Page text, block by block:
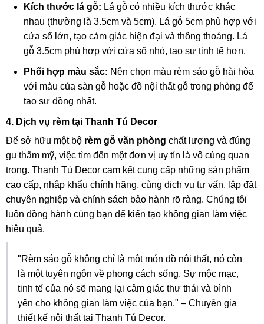
Kích thước lá gỗ: Lá gỗ có nhiều kích thước khác
nhau (thường là 3.5cm và 5cm). Lá gỗ 5cm phù hợp với
cửa sổ lớn, tạo cảm giác hiện đại và thông thoáng. Lá
gỗ 3.5cm phù hợp với cửa sổ nhỏ, tạo sự tinh tế hơn.
Phối hợp màu sắc: Nên chọn màu rèm sáo gỗ hài hòa
với màu của sàn gỗ hoặc đồ nội thất gỗ trong phòng để
tạo sự đồng nhất.
4. Dịch vụ rèm tại Thanh Tú Decor
Để sở hữu một bộ rèm gỗ văn phòng chất lượng và đúng
gu thẩm mỹ, việc tìm đến một đơn vị uy tín là vô cùng quan
trọng. Thanh Tú Decor cam kết cung cấp những sản phẩm
cao cấp, nhập khẩu chính hãng, cùng dịch vụ tư vấn, lắp đặt
chuyên nghiệp và chính sách bảo hành rõ ràng. Chúng tôi
luôn đồng hành cùng bạn để kiến tạo không gian làm việc
hiệu quả.
"Rèm sáo gỗ không chỉ là một món đồ nội thất, nó còn
là một tuyên ngôn về phong cách sống. Sự mộc mạc,
tinh tế của nó sẽ mang lại cảm giác thư thái và bình
yên cho không gian làm việc của bạn." – Chuyên gia
thiết kế nội thất tại Thanh Tú Decor.